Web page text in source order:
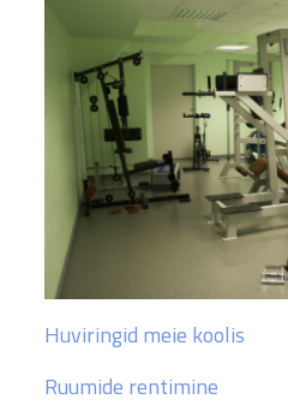
Huviringid meie koolis
Ruumide rentimine